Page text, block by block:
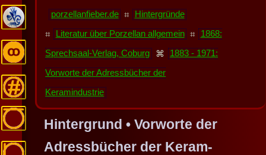
porzellanfieber.de ⌗ Hintergründe
⌗ Literatur über Porzellan allgemein ⌗ 1868:
Sprechsaal-Verlag, Coburg ⌘ 1883 - 1971:
Vorworte der Adressbücher der
Keramindustrie
Hintergrund • Vorworte der
Adressbücher der Keram-